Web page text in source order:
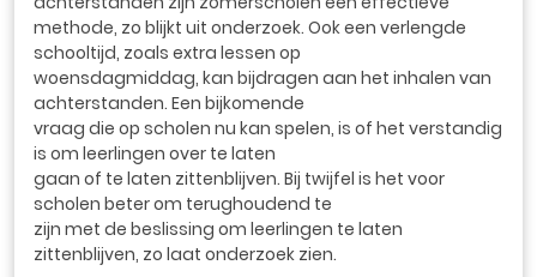
methode, zo blijkt uit onderzoek. Ook een verlengde
schooltijd, zoals extra lessen op
woensdagmiddag, kan bijdragen aan het inhalen van
achterstanden. Een bijkomende
vraag die op scholen nu kan spelen, is of het verstandig
is om leerlingen over te laten
gaan of te laten zittenblijven. Bij twijfel is het voor
scholen beter om terughoudend te
zijn met de beslissing om leerlingen te laten
zittenblijven, zo laat onderzoek zien.